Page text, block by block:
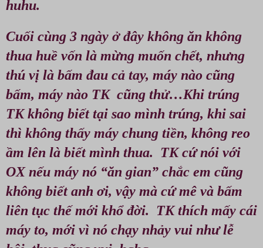
huhu.
Cuối cùng 3 ngày ở đây không ăn không
thua huề vốn là mừng muốn chết, nhưng
thú vị là bấm đau cả tay, máy nào cũng
bấm, máy nào TK cũng thử…Khi trúng
TK không biết tại sao mình trúng, khi sai
thì không thấy máy chung tiền, không reo
ầm lên là biết mình thua. TK cứ nói với
OX nếu máy nó “ăn gian” chắc em cũng
không biết anh ơi, vậy mà cứ mê và bấm
liên tục thế mới khổ đời. TK thích mấy cái
máy to, mới vì nó chạy nhảy vui như lễ